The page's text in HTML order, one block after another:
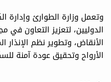
وتعمل وزارة الطوارئ وإدارة
الدوليين، لتعزيز التعاون في
الأنقاض، وتطوير نظم
الأرواح وتحقيق عودة آمنة